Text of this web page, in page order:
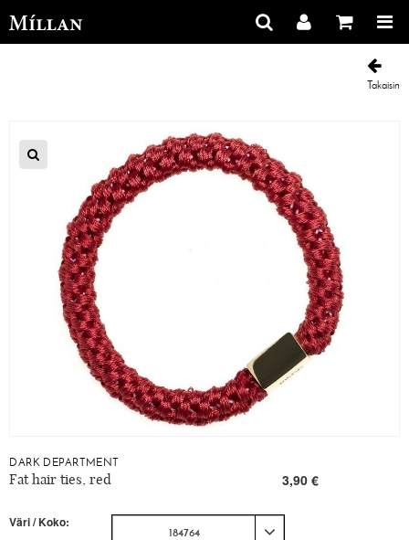
Takaisin
DARK DEPARTMENT
Fat hair ties, red 3,90 €
Väri / Koko:
184764